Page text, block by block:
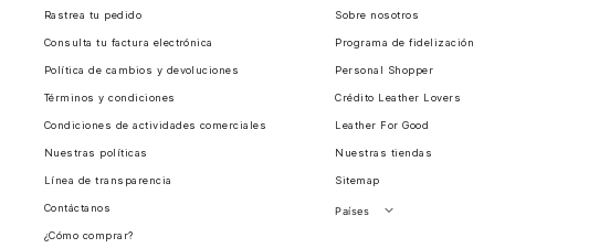
Rastrea tu pedido
Consulta tu factura electrónica
Política de cambios y devoluciones
Términos y condiciones
Condiciones de actividades comerciales
Nuestras políticas
Línea de transparencia
Contáctanos
¿Cómo comprar?
Sobre nosotros
Programa de fidelización
Personal Shopper
Crédito Leather Lovers
Leather For Good
Nuestras tiendas
Sitemap
Países